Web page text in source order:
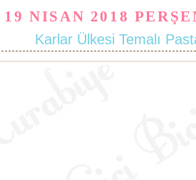
19 NISAN 2018
Karlar Ülkesi Temalı